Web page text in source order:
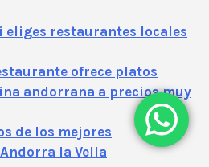
eliges restaurantes locales
ofrece platos
andorrana a precios muy
de los mejores
la Vella